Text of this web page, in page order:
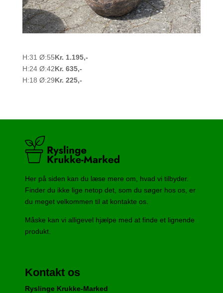
H:31 Ø:55Kr. 1.195,-
H:24 Ø:42Kr. 635,-
H:18 Ø:29Kr. 225,-
Her på siden kan du læse mere om, hvad vi tilbyder.
Finder du ikke lige netop det, som du søger hos os, er
du meget velkommen til at kontakte os.
Måske kan vi alligevel hjælpe med at finde et lignende
produkt.
Kontakt os
Ryslinge Krukke-Marked